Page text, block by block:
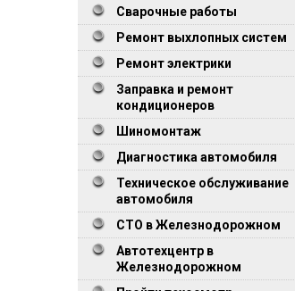
Сварочные работы
Ремонт выхлопных систем
Ремонт электрики
Заправка и ремонт
кондиционеров
Шиномонтаж
Диагностика автомобиля
Техническое обслуживание
автомобиля
СТО в Железнодорожном
Автотехцентр в
Железнодорожном